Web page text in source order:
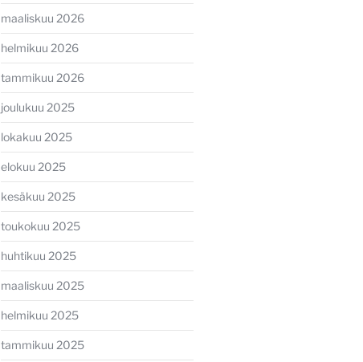
maaliskuu 2026
helmikuu 2026
tammikuu 2026
joulukuu 2025
lokakuu 2025
elokuu 2025
kesäkuu 2025
toukokuu 2025
huhtikuu 2025
maaliskuu 2025
helmikuu 2025
tammikuu 2025